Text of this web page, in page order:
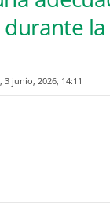
3 junio, 2026, 14:11